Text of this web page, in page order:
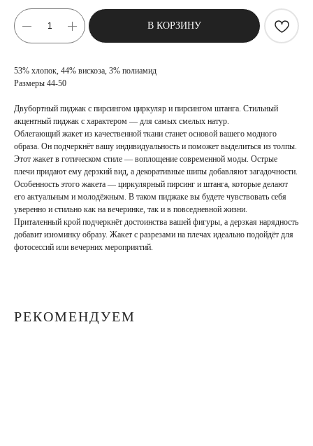
В КОРЗИНУ
53% хлопок, 44% вискоза, 3% полиамид
Размеры 44-50
Двубортный пиджак с пирсингом циркуляр и пирсингом штанга. Стильный
акцентный пиджак с характером — для самых смелых натур.
Облегающий жакет из качественной ткани станет основой вашего модного
образа. Он подчеркнёт вашу индивидуальность и поможет выделиться из толпы.
Этот жакет в готическом стиле — воплощение современной моды. Острые
плечи придают ему дерзкий вид, а декоративные шипы добавляют загадочности.
Особенность этого жакета — циркулярный пирсинг и штанга, которые делают
его актуальным и молодёжным. В таком пиджаке вы будете чувствовать себя
уверенно и стильно как на вечеринке, так и в повседневной жизни.
Приталенный крой подчеркнёт достоинства вашей фигуры, а дерзкая нарядность
добавит изюминку образу. Жакет с разрезами на плечах идеально подойдёт для
фотосессий или вечерних мероприятий.
РЕКОМЕНДУЕМ